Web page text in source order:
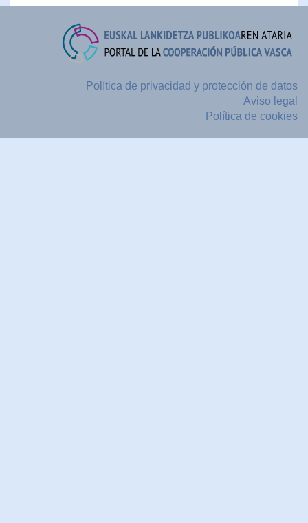
Política de privacidad y protección de datos
Aviso legal
Política de cookies